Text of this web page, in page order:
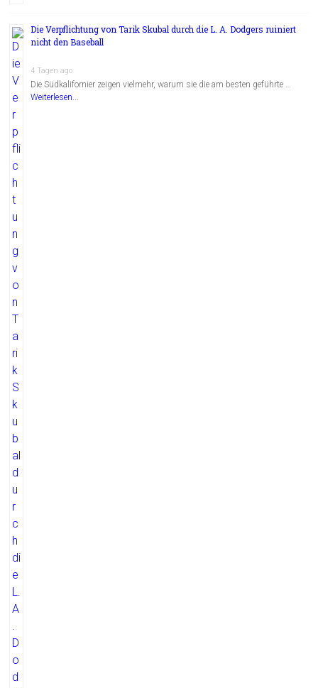
Die Verpflichtung von Tarik Skubal durch die L. A. Dodgers ruiniert
nicht den Baseball
4 Tagen ago
Die Südkalifornier zeigen vielmehr, warum sie die am besten geführte …
Weiterlesen...